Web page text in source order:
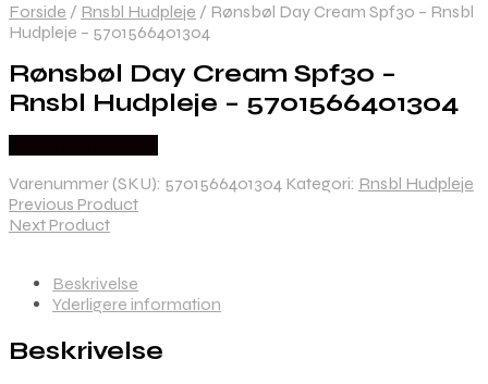
Forside / Rnsbl Hudpleje / Rønsbøl Day Cream Spf30 – Rnsbl
Hudpleje – 5701566401304
Rønsbøl Day Cream Spf30 –
Rnsbl Hudpleje – 5701566401304
Varenummer (SKU): 5701566401304 Kategori: Rnsbl Hudpleje
Previous Product
Next Product
Beskrivelse
Yderligere information
Beskrivelse